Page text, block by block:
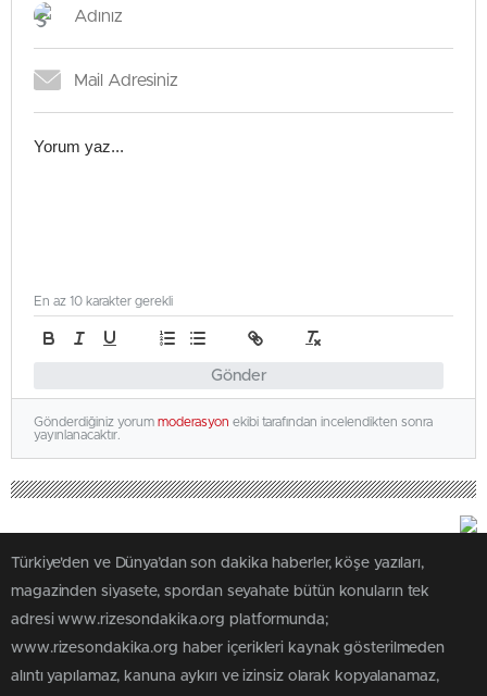
Gönder
En az 10 karakter gerekli
Gönderdiğiniz yorum moderasyon ekibi tarafından incelendikten sonra
yayınlanacaktır.
Türkiye'den ve Dünya’dan son dakika haberler, köşe yazıları,
magazinden siyasete, spordan seyahate bütün konuların tek
adresi www.rizesondakika.org platformunda;
www.rizesondakika.org haber içerikleri kaynak gösterilmeden
alıntı yapılamaz, kanuna aykırı ve izinsiz olarak kopyalanamaz,